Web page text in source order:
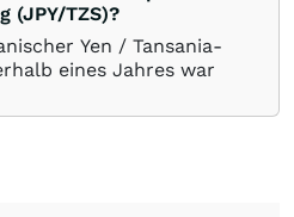
(JPY/TZS)?
Yen / Tansania-
eines Jahres war